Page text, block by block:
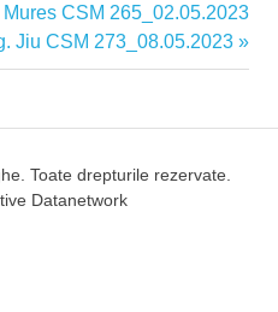
CSM 265_02.05.2023
Jiu CSM 273_08.05.2023
Toate drepturile rezervate.
Datanetwork